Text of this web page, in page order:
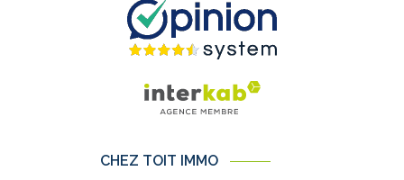
CHEZ TOIT IMMO